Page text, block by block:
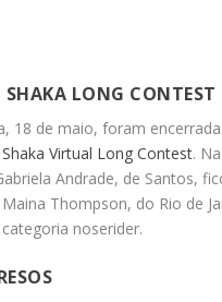
SHAKA LONG CONTEST
18 de maio, foram
Shaka Virtual Long Contest. Na
Andrade, de Santos,
Thompson, do Rio de
noserider.